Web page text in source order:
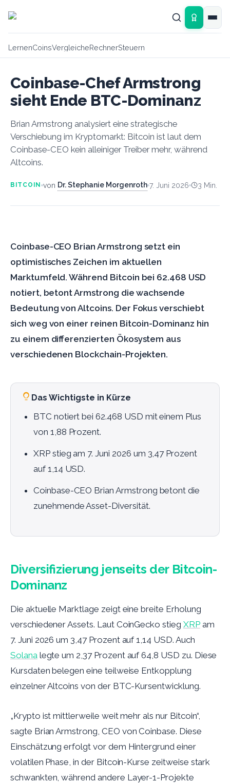
LernenCoinsVergleicheRechnerSteuern
Coinbase-Chef Armstrong
sieht Ende BTC-Dominanz
Brian Armstrong analysiert eine strategische
Verschiebung im Kryptomarkt: Bitcoin ist laut dem
Coinbase-CEO kein alleiniger Treiber mehr, während
Altcoins.
BITCOIN von Dr. Stephanie Morgenroth 7. Juni 2026 3 Min.
Coinbase-CEO Brian Armstrong setzt ein
optimistisches Zeichen im aktuellen
Marktumfeld. Während Bitcoin bei 62.468 USD
notiert, betont Armstrong die wachsende
Bedeutung von Altcoins. Der Fokus verschiebt
sich weg von einer reinen Bitcoin-Dominanz hin
zu einem differenzierten Ökosystem aus
verschiedenen Blockchain-Projekten.
Das Wichtigste in Kürze
BTC notiert bei 62.468 USD mit einem Plus
von 1,88 Prozent.
XRP stieg am 7. Juni 2026 um 3,47 Prozent
auf 1,14 USD.
Coinbase-CEO Brian Armstrong betont die
zunehmende Asset-Diversität.
Diversifizierung jenseits der Bitcoin-
Dominanz
Die aktuelle Marktlage zeigt eine breite Erholung
verschiedener Assets. Laut CoinGecko stieg XRPam
7. Juni 2026 um 3,47 Prozent auf 1,14 USD. Auch
Solanalegte um 2,37 Prozent auf 64,8 USD zu. Diese
Kursdaten belegen eine teilweise Entkopplung
einzelner Altcoins von der BTC-Kursentwicklung.
„Krypto ist mittlerweile weit mehr als nur Bitcoin“,
sagte Brian Armstrong, CEO von Coinbase. Diese
Einschätzung erfolgt vor dem Hintergrund einer
volatilen Phase, in der Bitcoin-Kurse zeitweise stark
schwankten, während andere Layer-1-Projekte